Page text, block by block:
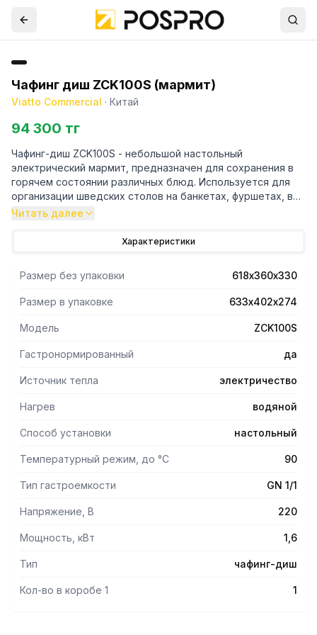
Чафинг диш ZCK100S (мармит)
Viatto Commercial · Китай
94 300 тг
Чафинг-диш ZCK100S - небольшой настольный
электрический мармит, предназначен для сохранения в
горячем состоянии различных блюд. Используется для
организации шведских столов на банкетах, фуршетах, в
отелях и ресторанах. Оснащен термостатом и защитой
Читать далее
Характеристики
Размер без упаковки 618х360х330
Размер в упаковке 633х402х274
Модель ZCK100S
Гастронормированный да
Источник тепла электричество
Нагрев водяной
Способ установки настольный
Температурный режим, до °С 90
Тип гастроемкости GN 1/1
Напряжение, В 220
Мощность, кВт 1,6
Тип чафинг-диш
Кол-во в коробе 1 1